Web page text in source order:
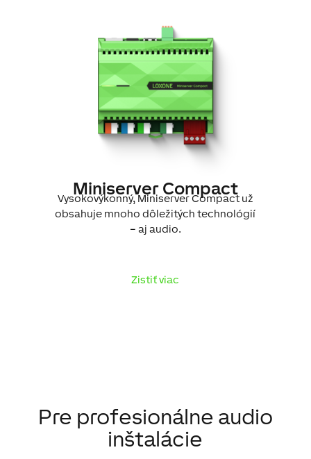
Miniserver Compact
Vysokovýkonný, Miniserver Compact už
obsahuje mnoho dôležitých technológií
– aj audio.
Zistiť viac
Pre profesionálne audio
inštalácie